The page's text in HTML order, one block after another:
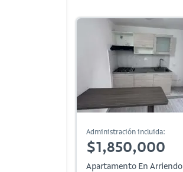
Administración incluida:
$1,850,000
Apartamento En Arriendo